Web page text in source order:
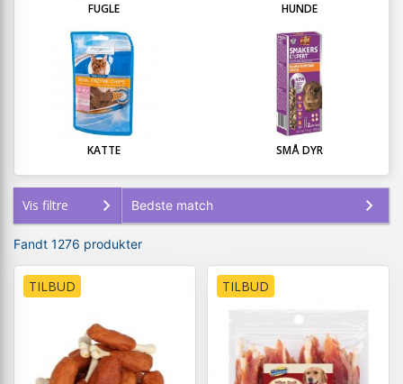
FUGLE HUNDE
KATTE SMÅ DYR
Vis filtre
Fandt 1276 produkter
TILBUD TILBUD